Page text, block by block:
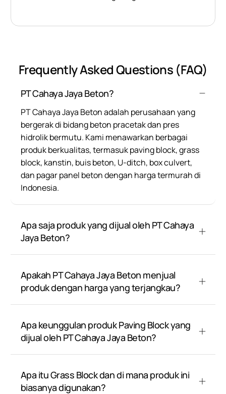
Frequently Asked Questions (FAQ)
PT Cahaya Jaya Beton?
PT Cahaya Jaya Beton adalah perusahaan yang
bergerak di bidang beton pracetak dan pres
hidrolik bermutu. Kami menawarkan berbagai
produk berkualitas, termasuk paving block, grass
block, kanstin, buis beton, U-ditch, box culvert,
dan pagar panel beton dengan harga termurah di
Indonesia.
Apa saja produk yang dijual oleh PT Cahaya
Jaya Beton?
Apakah PT Cahaya Jaya Beton menjual
produk dengan harga yang terjangkau?
Apa keunggulan produk Paving Block yang
dijual oleh PT Cahaya Jaya Beton?
Apa itu Grass Block dan di mana produk ini
biasanya digunakan?